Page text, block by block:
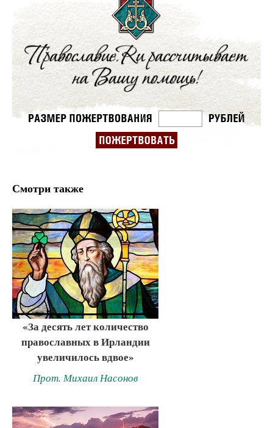
Смотри также
«За десять лет количество
православных в Ирландии
увеличилось вдвое»
Прот. Михаил Насонов